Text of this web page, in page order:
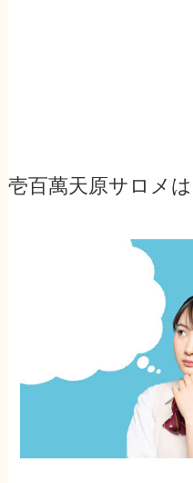
壱百萬天原サロメ